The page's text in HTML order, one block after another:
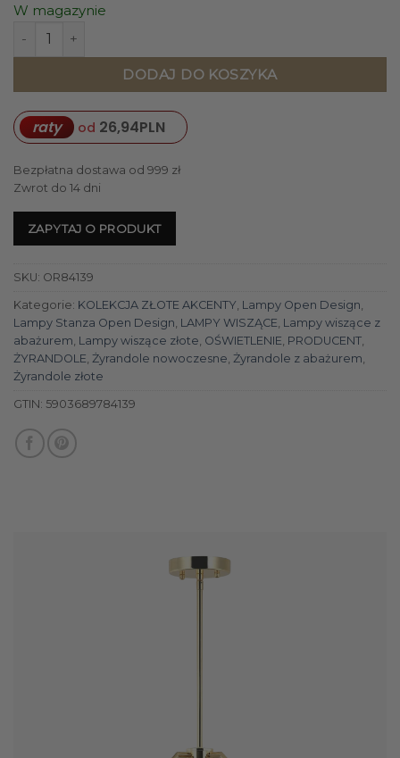
W magazynie
ilość LAMPA WISZĄCA STANZA GOLD/NERO S złota
DODAJ DO KOSZYKA
raty od 26,94PLN
Bezpłatna dostawa od 999 zł
Zwrot do 14 dni
ZAPYTAJ O PRODUKT
SKU: OR84139
Kategorie: KOLEKCJA ZŁOTE AKCENTY Lampy Open Design
Lampy Stanza Open Design LAMPY WISZĄCE Lampy wiszące z
abażurem Lampy wiszące złote OŚWIETLENIE PRODUCENT
ŻYRANDOLE Żyrandole nowoczesne Żyrandole z abażurem
Żyrandole złote
GTIN: 5903689784139